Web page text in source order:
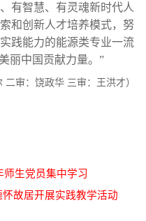
有智慧、有灵魂新时代人
和创新人才培养模式，努
践能力的能源类专业一流
丽中国贡献力量。”
二审：饶政华 三审：王洪才）
师生党员集中学习
故居开展实践教学活动